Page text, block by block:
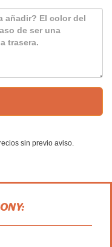
sin previo aviso.